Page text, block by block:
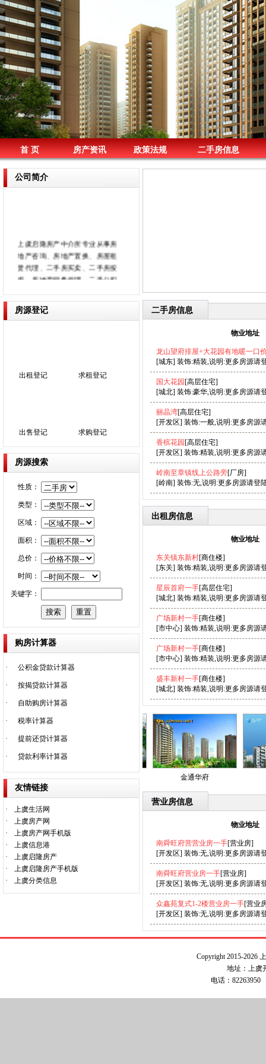
首 页 房产资讯 政策法规 二手房信息
公司简介
上虞启隆房产中介所专业从事房
地产咨询、房地产置换、房屋租
赁代理、二手房买卖、二手房按
揭、房地产销售代理、二手公积
商业用房及办公房租售、房屋权
证代办等业务本着“信誉至上服务
将不断完善自我为广大客户提供
房源登记
出租登记 求租登记
出售登记 求购登记
房源搜索
性质：
类型：
区域：
面积：
总价：
时间：
关键字：
购房计算器
· 公积金贷款计算器
· 按揭贷款计算器
· 自助购房计算器
· 税率计算器
· 提前还贷计算器
· 贷款利率计算器
友情链接
·
上虞生活网
·
上虞房产网
·
上虞房产网手机版
·
上虞信息港
·
上虞启隆房产
·
上虞启隆房产手机版
·
上虞分类信息
二手房信息
物业地址
龙山望府排屋+大花园有地暖一口
[城东] 装饰:精装,说明:更多房源请
国大花园 [高层住宅]
[城北] 装饰:豪华,说明:更多房源请
丽晶湾[高层住宅]
[开发区] 装饰:一般,说明:更多房源
香槟花园 [高层住宅]
[开发区] 装饰:精装,说明:更多房源
岭南至章镇线上公路旁[厂房]
[岭南] 装饰:无,说明:更多房源请登
出租房信息
物业地址
东关镇东新村[商住楼]
[东关] 装饰:精装,说明:更多房源请
星辰首府一手[高层住宅]
[城北] 装饰:精装,说明:更多房源请
广场新村一手[商住楼]
[市中心] 装饰:精装,说明:更多房源
广场新村一手[商住楼]
[市中心] 装饰:精装,说明:更多房源
盛丰新村一手[商住楼]
[城北] 装饰:精装,说明:更多房源请
豪园 国际时代广场 金通华府
营业房信息
物业地址
南舜旺府营营业房一手[营业房]
[开发区] 装饰:无,说明:更多房源请
南舜旺府营业房一手[营业房]
[开发区] 装饰:无,说明:更多房源请
众鑫苑复式1-2楼营业房一手[营业
[开发区] 装饰:无,说明:更多房源请
Copyright 2015-2026
地址：上虞
电话：82263950